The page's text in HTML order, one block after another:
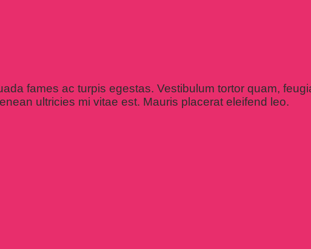
fames ac turpis egestas. Vestibulum tortor quam,
ultricies mi vitae est. Mauris placerat eleifend leo.